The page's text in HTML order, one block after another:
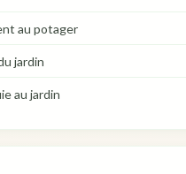
au potager
jardin
au jardin